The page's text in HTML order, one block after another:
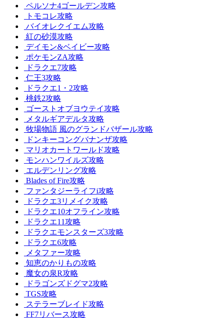
ペルソナ4ゴールデン攻略
トモコレ攻略
バイオレクイエム攻略
紅の砂漠攻略
デイモン&ベイビー攻略
ポケモンZA攻略
ドラクエ7攻略
仁王3攻略
ドラクエ1・2攻略
桃鉄2攻略
ゴーストオブヨウテイ攻略
メタルギアデルタ攻略
牧場物語 風のグランドバザール攻略
ドンキーコングバナンザ攻略
マリオカートワールド攻略
モンハンワイルズ攻略
エルデンリング攻略
Blades of Fire攻略
ファンタジーライフi攻略
ドラクエ3リメイク攻略
ドラクエ10オフライン攻略
ドラクエ11攻略
ドラクエモンスターズ3攻略
ドラクエ6攻略
メタファー攻略
知恵のかりもの攻略
魔女の泉R攻略
ドラゴンズドグマ2攻略
TGS攻略
ステラーブレイド攻略
FF7リバース攻略